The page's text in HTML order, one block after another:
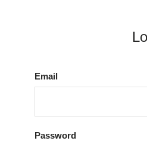
Email
Password